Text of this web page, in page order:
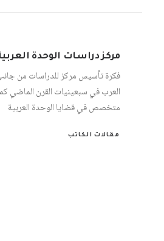
مركز دراسات الوحدة
فكرة تأسيس مركز للدراسات من
العرب في سبعينيات القرن
متخصص في قضايا الوحدة العربية
مقالات الكاتب